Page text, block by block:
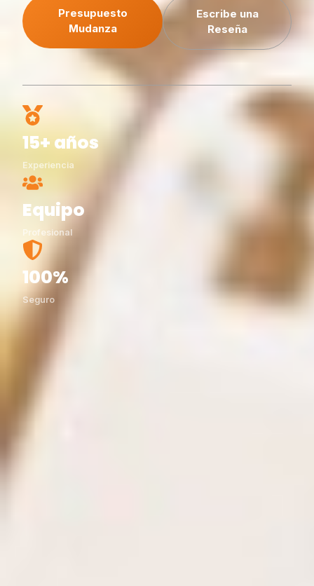
Presupuesto
Mudanza
Escribe una
Reseña
15+ años
Experiencia
Equipo
Profesional
100%
Seguro